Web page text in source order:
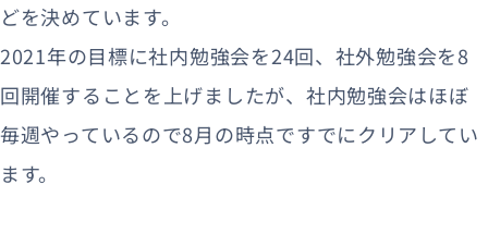
どを決めています。
2021年の目標に社内勉強会を24回、社外勉強会を8
回開催することを上げましたが、社内勉強会はほぼ
毎週やっているので8月の時点ですでにクリアしてい
ます。